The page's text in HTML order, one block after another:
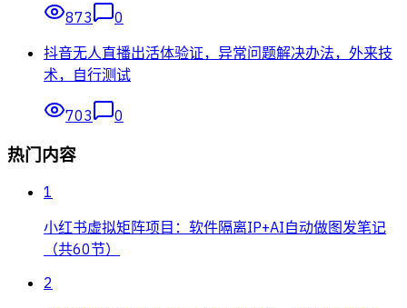
873
0
抖音无人直播出活体验证，异常问题解决办法，外来技
术，自行测试
703 0
热门内容
1
小红书虚拟矩阵项目：软件隔离IP+AI自动做图发笔记
（共60节）
2